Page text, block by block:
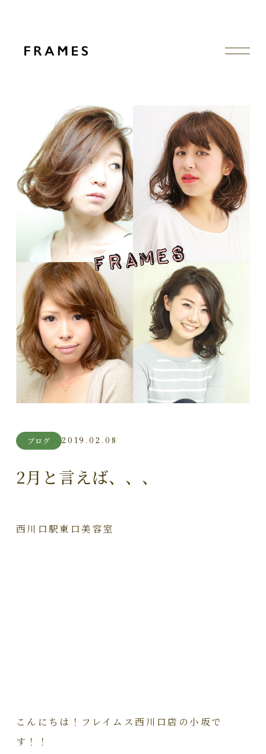
ブログ 2019.02.08
2月と言えば、、、
西川口駅東口美容室
こんにちは！フレイムス西川口店の小坂で
す！！